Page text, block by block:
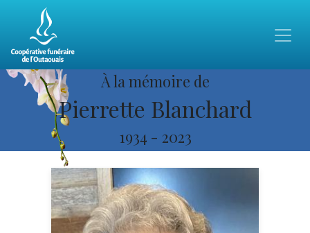
À la mémoire de
Pierrette Blanchard
1934 - 2023